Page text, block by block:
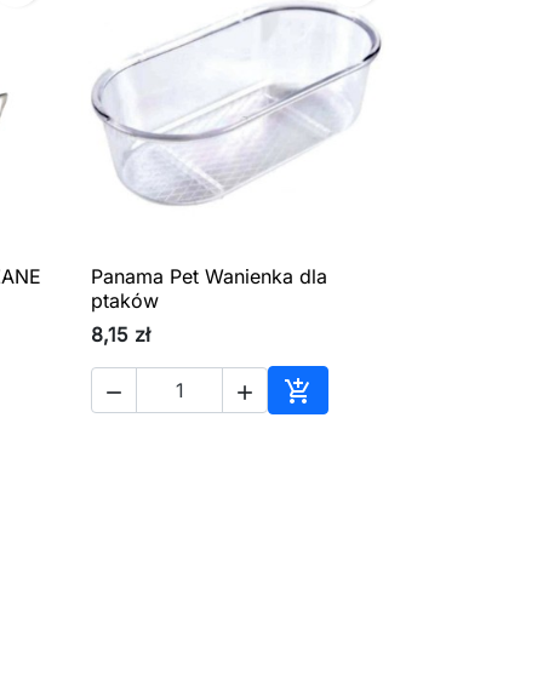
do koszyka
 Szybki podgląd
Panama Pet Wanienka dla
ptaków
8,15 zł
  
Dodaj do koszyka